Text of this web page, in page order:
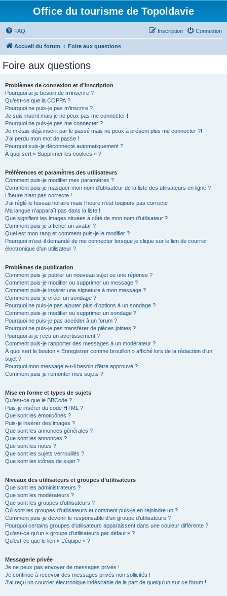
Office du tourisme de Topoldavie
FAQ Connexion
Inscription
Accueil du forum Foire aux questions
Foire aux questions
Problèmes de connexion et d’inscription
Pourquoi ai-je besoin de m’inscrire ?
Qu’est-ce que la COPPA ?
Pourquoi ne puis-je pas m’inscrire ?
Je suis inscrit mais je ne peux pas me connecter !
Pourquoi ne puis-je pas me connecter ?
Je m’étais déjà inscrit par le passé mais ne peux à présent plus me connecter ?!
J’ai perdu mon mot de passe !
Pourquoi suis-je déconnecté automatiquement ?
À quoi sert « Supprimer les cookies » ?
Préférences et paramètres des utilisateurs
Comment puis-je modifier mes paramètres ?
Comment puis-je masquer mon nom d’utilisateur de la liste des utilisateurs en ligne ?
L’heure n’est pas correcte !
J’ai réglé le fuseau horaire mais l’heure n’est toujours pas correcte !
Ma langue n’apparaît pas dans la liste !
Que signifient les images situées à côté de mon nom d’utilisateur ?
Comment puis-je afficher un avatar ?
Quel est mon rang et comment puis-je le modifier ?
Pourquoi m’est-il demandé de me connecter lorsque je clique sur le lien de courrier
électronique d’un utilisateur ?
Problèmes de publication
Comment puis-je publier un nouveau sujet ou une réponse ?
Comment puis-je modifier ou supprimer un message ?
Comment puis-je insérer une signature à mon message ?
Comment puis-je créer un sondage ?
Pourquoi ne puis-je pas ajouter plus d’options à un sondage ?
Comment puis-je modifier ou supprimer un sondage ?
Pourquoi ne puis-je pas accéder à un forum ?
Pourquoi ne puis-je pas transférer de pièces jointes ?
Pourquoi ai-je reçu un avertissement ?
Comment puis-je rapporter des messages à un modérateur ?
À quoi sert le bouton « Enregistrer comme brouillon » affiché lors de la rédaction d’un
sujet ?
Pourquoi mon message a-t-il besoin d’être approuvé ?
Comment puis-je remonter mes sujets ?
Mise en forme et types de sujets
Qu’est-ce que le BBCode ?
Puis-je insérer du code HTML ?
Que sont les émoticônes ?
Puis-je insérer des images ?
Que sont les annonces générales ?
Que sont les annonces ?
Que sont les notes ?
Que sont les sujets verrouillés ?
Que sont les icônes de sujet ?
Niveaux des utilisateurs et groupes d’utilisateurs
Que sont les administrateurs ?
Que sont les modérateurs ?
Que sont les groupes d’utilisateurs ?
Où sont les groupes d’utilisateurs et comment puis-je en rejoindre un ?
Comment puis-je devenir le responsable d’un groupe d’utilisateurs ?
Pourquoi certains groupes d’utilisateurs apparaissent dans une couleur différente ?
Qu’est-ce qu’un « groupe d’utilisateurs par défaut » ?
Qu’est-ce que le lien « L’équipe » ?
Messagerie privée
Je ne peux pas envoyer de messages privés !
Je continue à recevoir des messages privés non sollicités !
J’ai reçu un courrier électronique indésirable de la part de quelqu’un sur ce forum !